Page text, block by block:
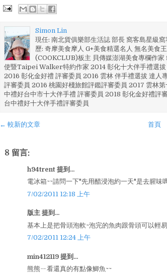
Simon Lin
現任: 南北貨俱樂部生活誌 部長 窩客島星級
歷: 奇摩美食摩人 G+美食精選名人 無名美
(COOKCLUB)板主 貝傳媒澎湖美食專欄作
使暨Taipei Walker特約作家 2014 彰化十大伴手禮選
2016 彰化金好禮 評審委員 2016 雲林 伴手禮選拔 達人
評審委員 2016 桃園好棧旅館評鑑評審委員 2017 雲林
中禮好台中市十大伴手禮 評審委員 2018 彰化金好禮評
台中禮好十大伴手禮評審委員
← 較新的文章 首頁
8 留言:
h94trent 提到...
電冰箱~~請問一下"先用醋浸泡約一天"是去腥味
7/02/2011 12:18 上午
版主 提到...
基本上是把骨頭泡軟~泡完的魚肉跟骨頭可以輕
7/02/2011 12:24 上午
min412119 提到...
熊熊ㄧ看還真的有點像鯽魚~~